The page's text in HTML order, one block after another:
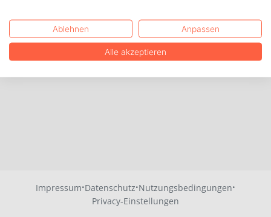
Impressum·Datenschutz·Nutzungsbedingungen·
Privacy-Einstellungen
Ablehnen Anpassen
Alle akzeptieren